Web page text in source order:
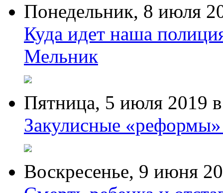
Понедельник, 8 июля
Куда идет наша
Мельник
Пятница, 5 июля 2019
Закулисные
Воскресенье, 9 июня